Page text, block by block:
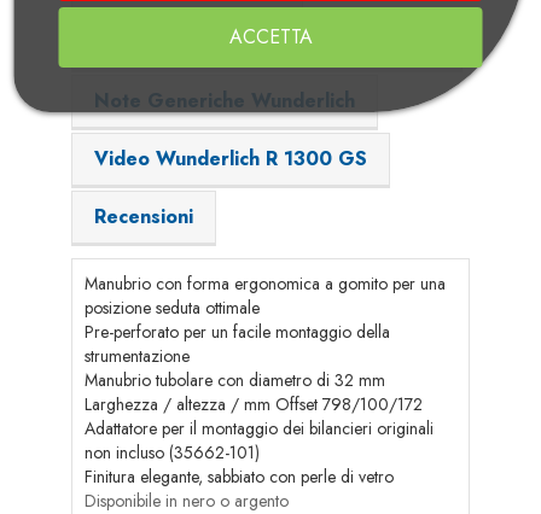
Dettaglio ed Istruzioni in formato pdf
Note Generiche Wunderlich
Video Wunderlich R 1300 GS
Recensioni
Manubrio con forma ergonomica a gomito per una
posizione seduta ottimale
Pre-perforato per un facile montaggio della
strumentazione
Manubrio tubolare con diametro di 32 mm
Larghezza / altezza / mm Offset 798/100/172
Adattatore per il montaggio dei bilancieri originali
non incluso (35662-101)
Finitura elegante, sabbiato con perle di vetro
Disponibile in nero o argento
ACCETTA